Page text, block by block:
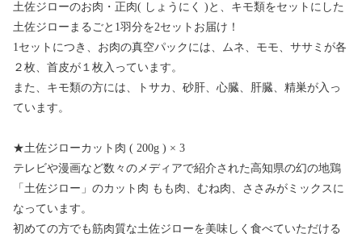
土佐ジローのお肉・正肉( しょうにく )と、キモ類をセットにした
土佐ジローまるごと1羽分を2セットお届け！
1セットにつき、お肉の真空パックには、ムネ、モモ、ササミが各
２枚、首皮が１枚入っています。
また、キモ類の方には、トサカ、砂肝、心臓、肝臓、精巣が入っ
ています。
★土佐ジローカット肉 ( 200g ) × 3
テレビや漫画など数々のメディアで紹介された高知県の幻の地鶏
「土佐ジロー」のカット肉 もも肉、むね肉、ささみがミックスに
なっています。
初めての方でも筋肉質な土佐ジローを美味しく食べていただける